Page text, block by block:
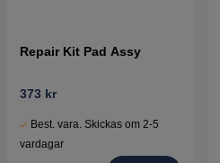
Repair Kit Pad Assy
373 kr
Best. vara. Skickas om 2-5
vardagar